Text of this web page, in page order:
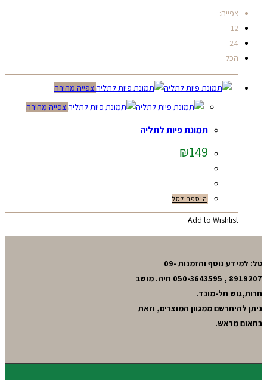
צפייה:
12
24
הכל
צפייה מהירה
צפייה מהירה
תמונת פיות לתליה
₪149
הוספה לסל
Add to Wishlist
טל: למידע נוסף והזמנות 09-
8919207 , 050-3643595 חיה. מושב
חרות,גוש תל-מונד.
ניתן להיתרשם ממגוון המוצרים, וזאת
בתאום מראש.